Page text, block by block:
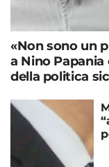
«Non sono un
a Nino
della politica